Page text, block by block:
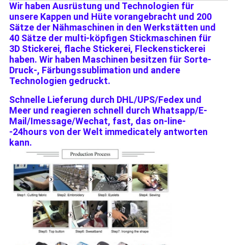
Wir haben Ausrüstung und Technologien für
unsere Kappen und Hüte vorangebracht und 200
Sätze der Nähmaschinen in den Werkstätten und
40 Sätze der multi-köpfigen Stickmaschinen für
3D Stickerei, flache Stickerei, Fleckenstickerei
haben. Wir haben Maschinen besitzen für Sorte-
Druck-, Färbungssublimation und andere
Technologien gedruckt.
Schnelle Lieferung durch DHL/UPS/Fedex und
Meer und reagieren schnell durch Whatsapp/E-
Mail/Imessage/Wechat, fast, das on-line-
-24hours von der Welt immedicately antworten
kann.